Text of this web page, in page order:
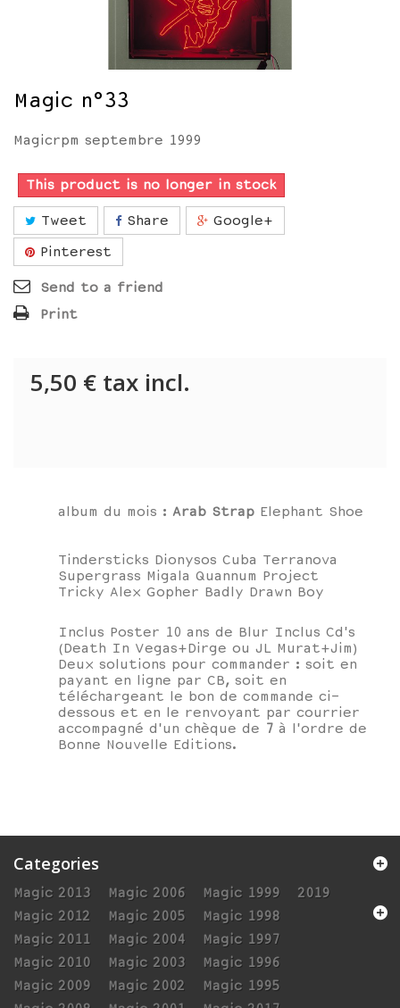
Magic n°33
Magicrpm septembre 1999
This product is no longer in stock
Tweet Share
Google+
Pinterest
Send to a friend
Print
5,50 € tax incl.
album du mois : Arab Strap Elephant Shoe
Tindersticks Dionysos Cuba Terranova
Supergrass Migala Quannum Project
Tricky Alex Gopher Badly Drawn Boy
Inclus Poster 10 ans de Blur Inclus Cd's
(Death In Vegas+Dirge ou JL Murat+Jim)
Deux solutions pour commander : soit en
payant en ligne par CB, soit en
téléchargeant le bon de commande ci-
dessous et en le renvoyant par courrier
accompagné d'un chèque de 7 à l'ordre de
Bonne Nouvelle Editions.
Categories
Magic 2013
Magic 2012
Magic 2011
Magic 2010
Magic 2009
Magic 2006
Magic 2005
Magic 2004
Magic 2003
Magic 2002
Magic 1999
Magic 1998
Magic 1997
Magic 1996
Magic 1995
2019